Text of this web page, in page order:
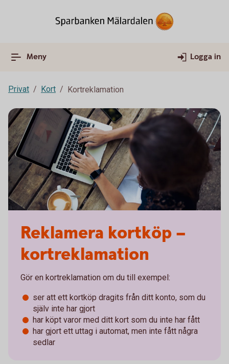
Meny Logga in
Privat Kort Kortreklamation
Reklamera kortköp –
kortreklamation
Gör en kortreklamation om du till exempel:
ser att ett kortköp dragits från ditt konto, som du
själv inte har gjort
har köpt varor med ditt kort som du inte har fått
har gjort ett uttag i automat, men inte fått några
sedlar